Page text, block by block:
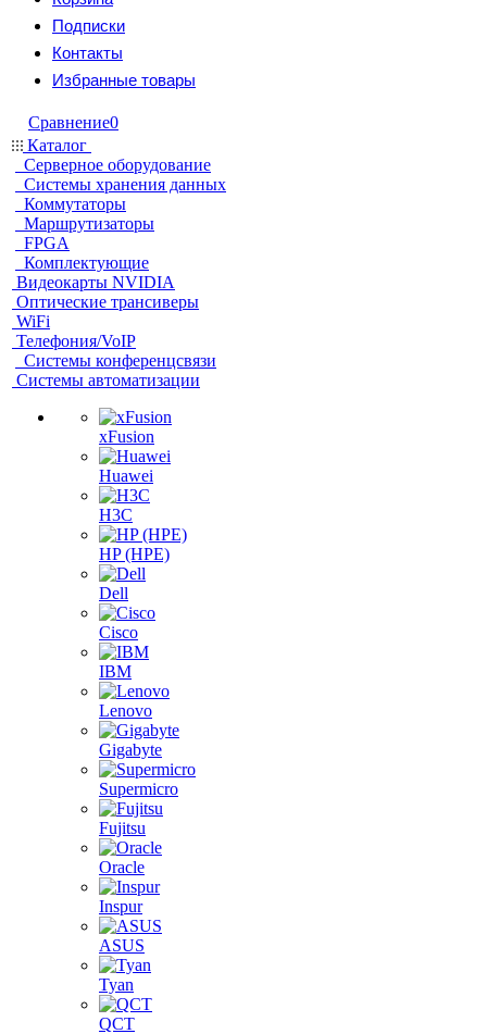
Подписки
Контакты
Избранные товары
Сравнение0
Каталог
Серверное оборудование
Системы хранения данных
Коммутаторы
Маршрутизаторы
FPGA
Комплектующие
Видеокарты NVIDIA
Оптические трансиверы
WiFi
Телефония/VoIP
Системы конференцсвязи
Системы автоматизации
xFusion
Huawei
H3C
HP (HPE)
Dell
Cisco
IBM
Lenovo
Gigabyte
Supermicro
Fujitsu
Oracle
Inspur
ASUS
Tyan
QCT